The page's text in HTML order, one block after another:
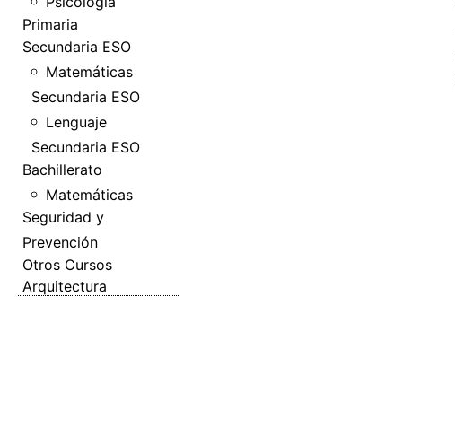
Primaria
Secundaria ESO
Matemáticas
Secundaria ESO
Lenguaje
Secundaria ESO
Bachillerato
Matemáticas
Seguridad y
Prevención
Otros Cursos
Arquitectura